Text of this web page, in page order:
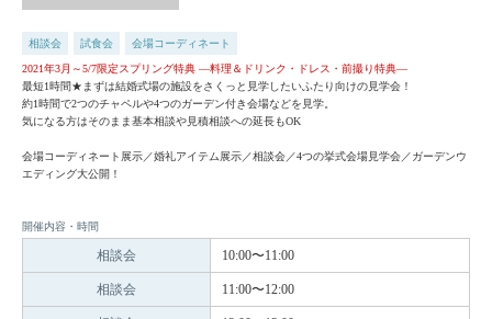
相談会 試食会 会場コーディネート
2021年3月～5/7限定スプリング特典 —料理＆ドリンク・ドレス・前撮り特典—
最短1時間★まずは結婚式場の施設をさくっと見学したいふたり向けの見学会！
約1時間で2つのチャペルや4つのガーデン付き会場などを見学。
気になる方はそのまま基本相談や見積相談への延長もOK
会場コーディネート展示／婚礼アイテム展示／相談会／4つの挙式会場見学会／ガーデンウ
エディング大公開！
開催内容・時間
相談会 10:00〜11:00
相談会 11:00〜12:00